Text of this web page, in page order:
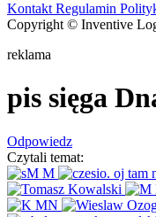
Kontakt Regulamin
Copyright © Inventive
reklama
pis sięga
Odpowiedz
Czytali temat: